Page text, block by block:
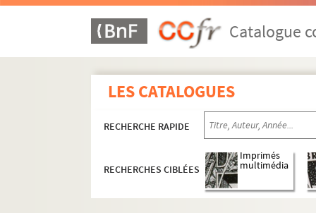
Catalogue
LES CATALOGUES
RECHERCHE RAPIDE
RECHERCHES CIBLÉES
Imprimés
multimédia